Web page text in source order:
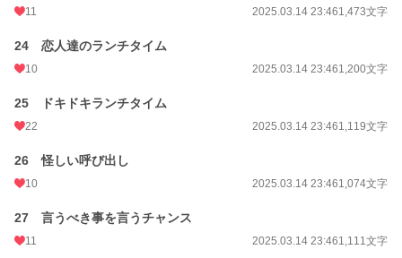
11 2025.03.14 23:461,473文字
24 恋人達のランチタイム
10 2025.03.14 23:461,200文字
25 ドキドキランチタイム
22 2025.03.14 23:461,119文字
26 怪しい呼び出し
10 2025.03.14 23:461,074文字
27 言うべき事を言うチャンス
11 2025.03.14 23:461,111文字